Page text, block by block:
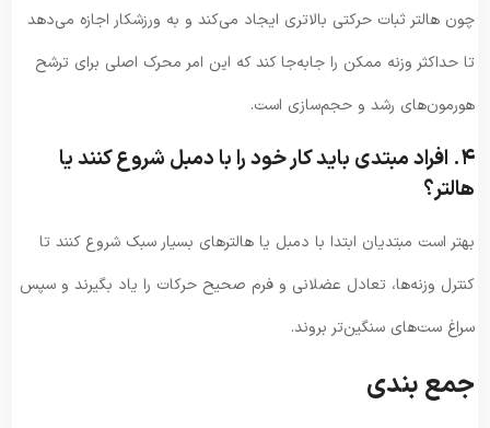
چون هالتر ثبات حرکتی بالاتری ایجاد می‌کند و به ورزشکار اجازه می‌دهد
تا حداکثر وزنه ممکن را جابه‌جا کند که این امر محرک اصلی برای ترشح
هورمون‌های رشد و حجم‌سازی است.
۴. افراد مبتدی باید کار خود را با دمبل شروع کنند یا
هالتر؟
بهتر است مبتدیان ابتدا با دمبل یا هالترهای بسیار سبک شروع کنند تا
کنترل وزنه‌ها، تعادل عضلانی و فرم صحیح حرکات را یاد بگیرند و سپس
سراغ ست‌های سنگین‌تر بروند.
جمع بندی